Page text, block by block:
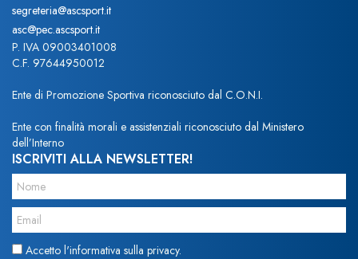
segreteria@ascsport.it
asc@pec.ascsport.it
P. IVA 09003401008
C.F. 97644950012
Ente di Promozione Sportiva riconosciuto dal C.O.N.I.
Ente con finalità morali e assistenziali riconosciuto dal Ministero
dell’Interno
ISCRIVITI ALLA NEWSLETTER!
Accetto l'informativa sulla privacy.